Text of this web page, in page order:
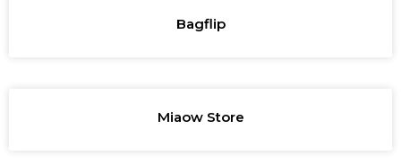
Bagflip
Miaow Store